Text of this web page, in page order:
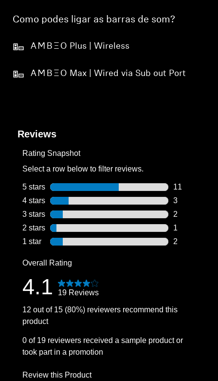
Como podes ligar as barras de som?
-AMBEO- Plus | Wireless
-AMBEO- Max | Wired via Sub out Port
Reviews
Rating Snapshot
Select a row below to filter reviews.
5 stars stars
11
11 reviews
4 stars stars
3
3 reviews
3 stars stars
2
2 reviews
2 stars stars
1
1 review
1 star stars
2
Overall Rating
4.1 19 Reviews
12 out of 15 (80%) reviewers recommend this
product
0 of 19 reviewers received a sample product or
took part in a promotion
Review this Product